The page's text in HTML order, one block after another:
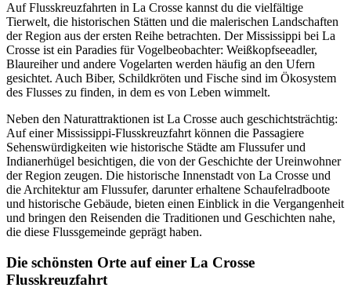
Auf Flusskreuzfahrten in La Crosse kannst du die vielfältige
Tierwelt, die historischen Stätten und die malerischen Landschaften
der Region aus der ersten Reihe betrachten. Der Mississippi bei La
Crosse ist ein Paradies für Vogelbeobachter: Weißkopfseeadler,
Blaureiher und andere Vogelarten werden häufig an den Ufern
gesichtet. Auch Biber, Schildkröten und Fische sind im Ökosystem
des Flusses zu finden, in dem es von Leben wimmelt.
Neben den Naturattraktionen ist La Crosse auch geschichtsträchtig:
Auf einer Mississippi-Flusskreuzfahrt können die Passagiere
Sehenswürdigkeiten wie historische Städte am Flussufer und
Indianerhügel besichtigen, die von der Geschichte der Ureinwohner
der Region zeugen. Die historische Innenstadt von La Crosse und
die Architektur am Flussufer, darunter erhaltene Schaufelradboote
und historische Gebäude, bieten einen Einblick in die Vergangenheit
und bringen den Reisenden die Traditionen und Geschichten nahe,
die diese Flussgemeinde geprägt haben.
Die schönsten Orte auf einer La Crosse
Flusskreuzfahrt